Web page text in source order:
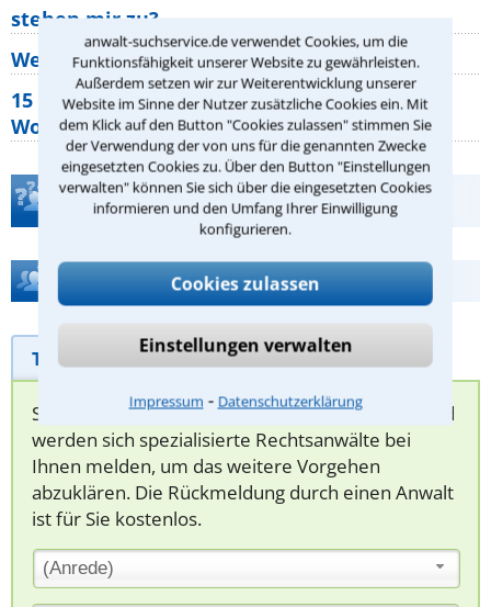
anwalt-suchservice.de verwendet Cookies, um die
Funktionsfähigkeit unserer Website zu gewährleisten.
Außerdem setzen wir zur Weiterentwicklung unserer
Website im Sinne der Nutzer zusätzliche Cookies ein. Mit
dem Klick auf den Button "Cookies zulassen" stimmen Sie
der Verwendung der von uns für die genannten Zwecke
eingesetzten Cookies zu. Über den Button "Einstellungen
verwalten" können Sie sich über die eingesetzten Cookies
informieren und den Umfang Ihrer Einwilligung
konfigurieren.
Cookies zulassen
Einstellungen verwalten
Impressum ⁃ Datenschutzerklärung
stehen mir zu?
Wer muss Zweitwohnungssteuer zahlen?
15 elementare Rechte, die jeder
Wohnungseigentümer kennen sollte
Teste Dein Rechtswissen
Hilfe bei Ihrer Anwaltsuche?
Telefonhilfe Beratungsanfrage
Sie können hier Ihren Fall schildern. Anschließend
werden sich spezialisierte Rechtsanwälte bei
Ihnen melden, um das weitere Vorgehen
abzuklären. Die Rückmeldung durch einen Anwalt
ist für Sie kostenlos.
(Anrede)